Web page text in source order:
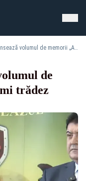
Gabriel Oprea lansează volumul de memorii „Am refuzat să-mi trădez țara”
de
trădez